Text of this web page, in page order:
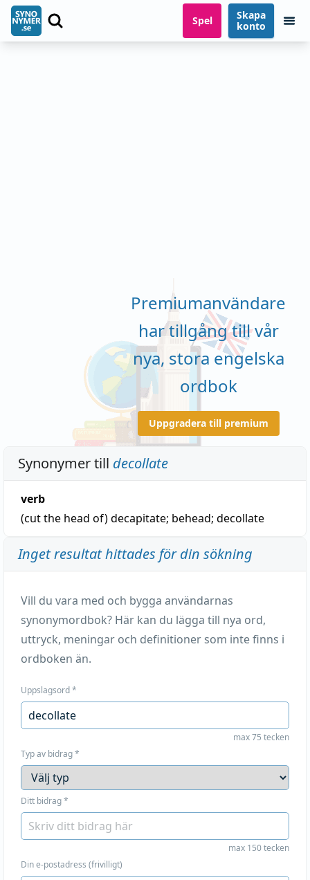
Spel
Skapa
konto
Premiumanvändare
har tillgång till vår
nya, stora engelska
ordbok
Uppgradera till premium
Synonymer till decollate
verb
(cut the head of)decapitate; behead; decollate
Inget resultat hittades för din sökning
Vill du vara med och bygga användarnas
synonymordbok? Här kan du lägga till nya ord,
uttryck, meningar och definitioner som inte finns i
ordboken än.
Uppslagsord*
max 75 tecken
Typ av bidrag*
Ditt bidrag*
max 150 tecken
Din e-postadress (frivilligt)